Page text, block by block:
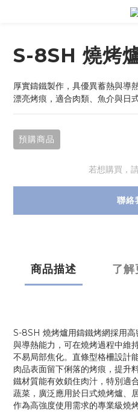
S-8SH 燒烤
厚實鑄鐵製作，具優異蓄熱與導
漂亮烤痕，適合肉類、魚介與日
預購商品
若想購買，
聯絡
商品描述 了解
S-8SH 燒烤爐用鑄鐵烤網採用
與導熱能力，可在燒烤過程中維
不易局部焦化。直條型格柵設計
肉品表面留下俐落的烤痕，提升
鐵材質能有效鎖住肉汁，特別適
蔬菜，廣泛應用於日式燒烤爐、
作為高強度使用需求的專業級燒烤